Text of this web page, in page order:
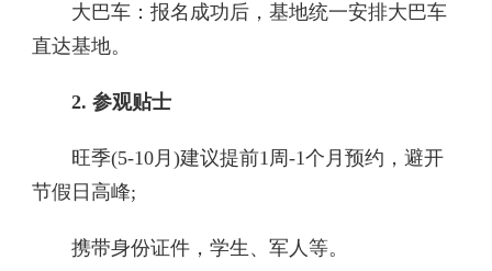
大巴车：报名成功后，基地统一安排大巴车
直达基地。
2. 参观贴士‌
旺季(5-10月)建议提前1周-1个月预约，避开
节假日高峰;
携带身份证件，学生、军人等。